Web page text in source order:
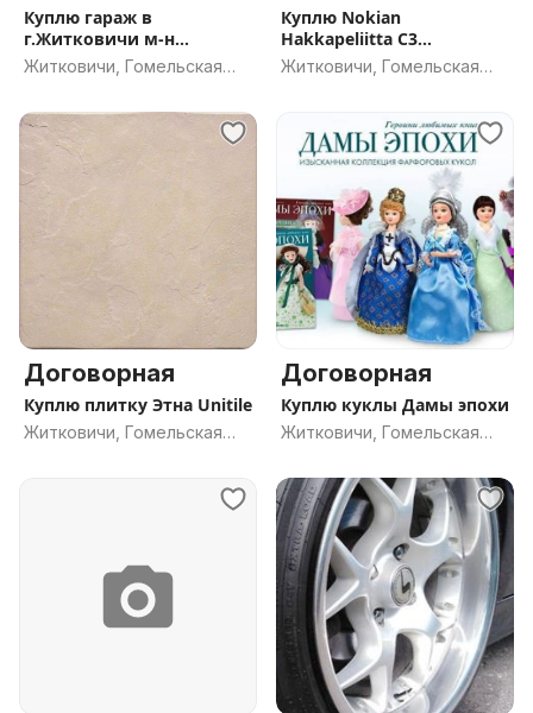
Куплю гараж в
г.Житковичи м-н
Зубрёнок
Житковичи, Гомельская
Куплю Nokian
Hakkapeliitta C3
195/70/15С
Житковичи, Гомельская
Договорная
Куплю плитку Этна Unitile
Житковичи, Гомельская
Договорная
Куплю куклы Дамы эпохи
Житковичи, Гомельская